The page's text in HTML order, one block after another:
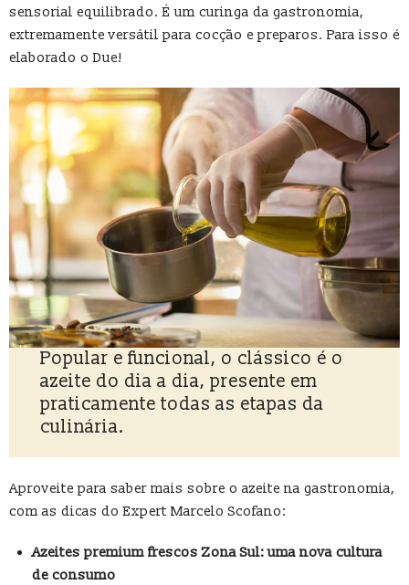
sensorial equilibrado. É um curinga da gastronomia,
extremamente versátil para cocção e preparos. Para isso é
elaborado o Due!
Popular e funcional, o clássico é o
azeite do dia a dia, presente em
praticamente todas as etapas da
culinária.
Aproveite para saber mais sobre o azeite na gastronomia,
com as dicas do Expert Marcelo Scofano:
Azeites premium frescos Zona Sul: uma nova cultura
de consumo